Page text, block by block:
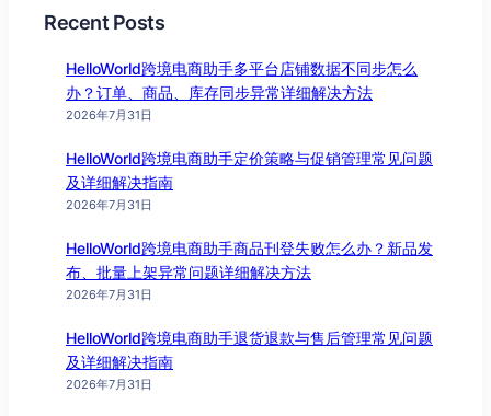
Recent Posts
HelloWorld跨境电商助手多平台店铺数据不同步怎么
办？订单、商品、库存同步异常详细解决方法
2026年7月31日
HelloWorld跨境电商助手定价策略与促销管理常见问题
及详细解决指南
2026年7月31日
HelloWorld跨境电商助手商品刊登失败怎么办？新品发
布、批量上架异常问题详细解决方法
2026年7月31日
HelloWorld跨境电商助手退货退款与售后管理常见问题
及详细解决指南
2026年7月31日